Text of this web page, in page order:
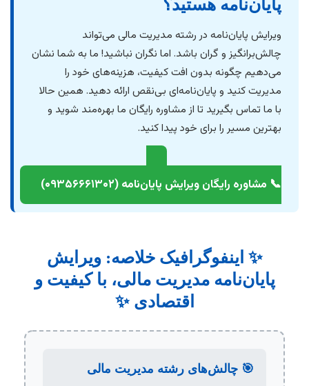
پایان‌نامه هستید؟
ویرایش پایان‌نامه در رشته مدیریت مالی می‌تواند
چالش‌برانگیز و گران باشد. اما نگران نباشید! ما به شما نشان
می‌دهیم چگونه بدون افت کیفیت، هزینه‌های خود را
مدیریت کنید و پایان‌نامه‌ای بی‌نقص ارائه دهید. همین حالا
با ما تماس بگیرید تا از مشاوره رایگان ما بهره‌مند شوید و
بهترین مسیر را برای خود پیدا کنید.
📞 مشاوره رایگان ویرایش پایان‌نامه (۰۹۳۵۶۶۶۱۳۰۲)
✨ اینفوگرافیک خلاصه: ویرایش
پایان‌نامه مدیریت مالی، با کیفیت و
اقتصادی ✨
🎯 چالش‌های رشته مدیریت مالی